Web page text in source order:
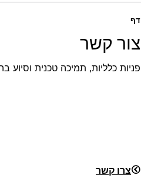
דף
צור קשר
פניות כלליות, תמיכה טכנית וסיוע
צרו קשר